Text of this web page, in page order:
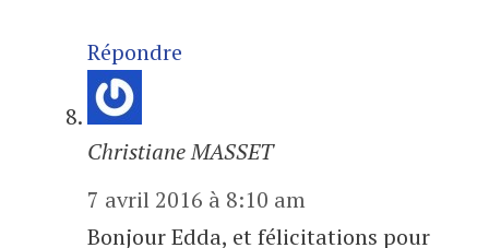
Répondre
Christiane MASSET
7 avril 2016 à 8:10 am
Bonjour Edda, et félicitations pour